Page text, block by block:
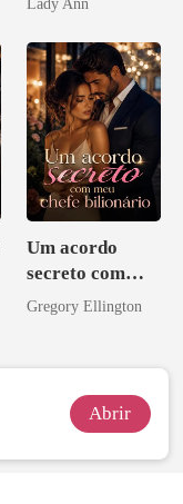
Lanternas Para
Ela
Um acordo
secreto com
meu chefe
Gregory Ellington
Abrir